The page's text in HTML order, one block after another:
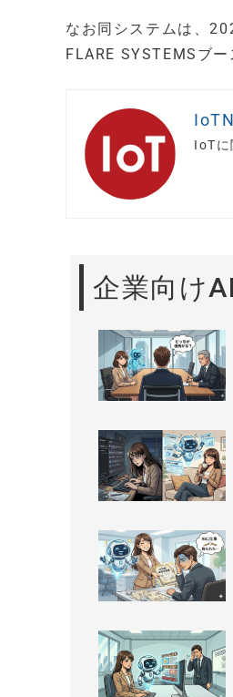
なお同システムは、
FLARE SYSTEMSブ
IoTに
企業向け